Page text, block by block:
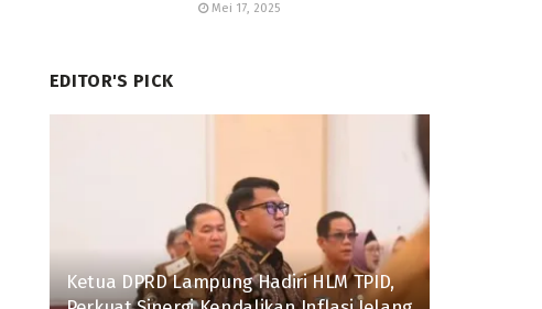
Mei 17, 2025
EDITOR'S PICK
Ketua DPRD Lampung Hadiri HLM TPID,